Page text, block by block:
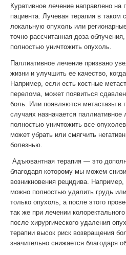
Куративное лечение направлено на
пациента. Лучевая терапия в таком
локальную опухоль или
точно рассчитанная доза
полностью уничтожить опухоль.
Паллиативное лечение призвано
жизни и улучшить ее качество,
Например, если есть костные
перелома, может появиться
боль. Или появляются метастазы в
случаях назначается
полностью уничтожить все
может убрать или смягчить
болезнью.
Адъювантная терапия — это
благодаря которому мы можем
возникновения рецидива.
можно полностью удалить грудь
только опухоль, а после этого
так же при лечении
после хирургического удаления
терапии высок риск возвращения
значительно снижается благодаря